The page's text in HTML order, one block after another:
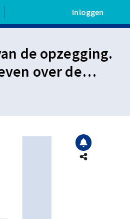
Inloggen
de opzegging.
over de